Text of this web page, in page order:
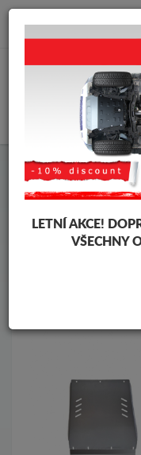
Kryt pod motor Nissan
Značky vozidel
LETNÍ AKCE!
VŠECHNY